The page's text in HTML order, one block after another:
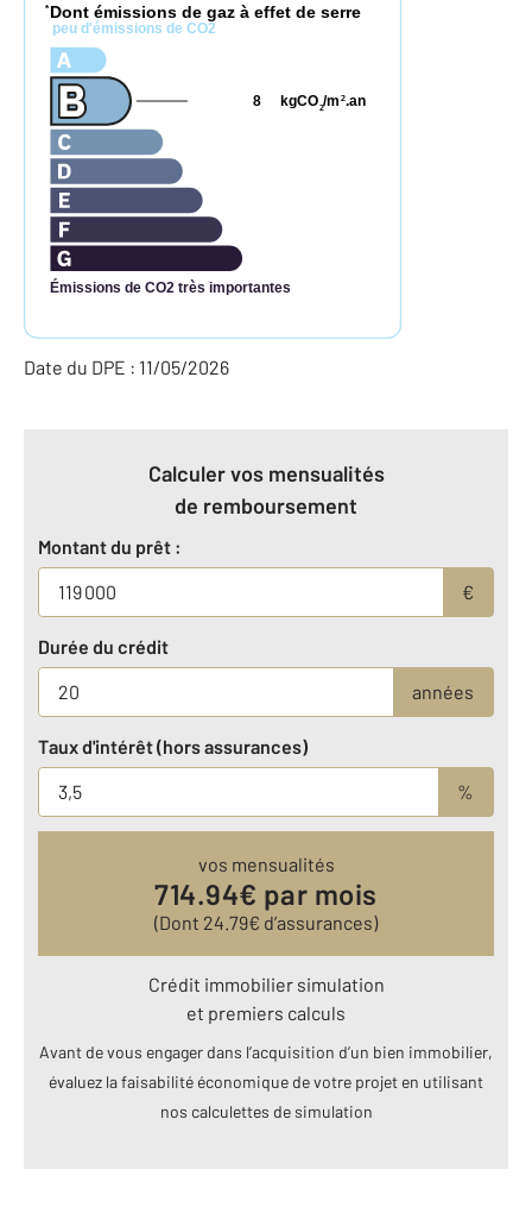
* Dont émissions de gaz à effet de serre
peu d'émissions de CO2
Émissions de CO2 très importantes
kgCO2/m 2.an
8
Date du DPE : 11/05/2026
Calculer vos mensualités
de remboursement
Montant du prêt :
€
Durée du crédit
années
Taux d'intérêt (hors assurances)
%
vos mensualités
714.94€ par mois
(Dont 24.79€ d’assurances)
Crédit immobilier simulation
et premiers calculs
Avant de vous engager dans l’acquisition d’un bien immobilier,
évaluez la faisabilité économique de votre projet en utilisant
nos calculettes de simulation